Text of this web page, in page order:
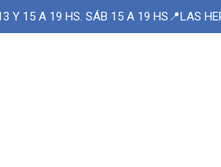
Y 15 A 19 HS. SÁB 15 A 19 HS📍LAS